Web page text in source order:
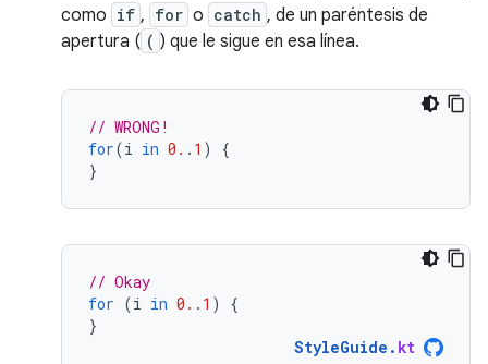
como if , for o catch , de un paréntesis de
apertura ( ( ) que le sigue en esa línea.
// WRONG!
for(i in 0. . 1 )
{
}
// Okay
for (i in 0. . 1 )
{
}
StyleGuide . kt